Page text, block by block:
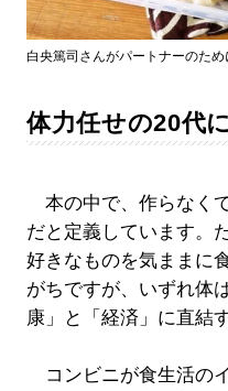
白央篤司さんがパートナーのた
体力任せの20代
本の中で、作らなく
だと定義しています。
好きなものを気ままに
がちですが、いずれ体
康」と「経済」に直結
コンビニが食生活の